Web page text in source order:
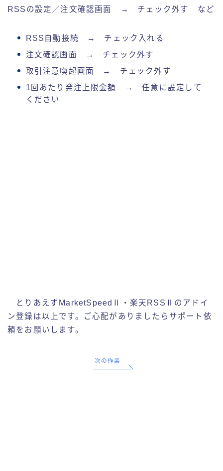
RSSの設定／注文確認画面 → チェック外す など
RSS自動接続 → チェック入れる
注文確認画面 → チェック外す
取引注意喚起画面 → チェック外す
1回あたり発注上限金額 → 任意に設定して
ください
とりあえずMarketSpeedⅡ・楽天RSSⅡのアドイ
ン登録は以上です。ご心配がありましたらサポート依
頼をお願いします。
次の作業